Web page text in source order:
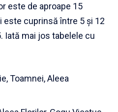
este de aproape 15
este cuprinsă între 5 și 12
Iată mai jos tabelele cu
Toamnei, Aleea